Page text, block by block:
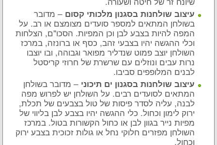
עיצוב שולחנות בסגנון מלכותי קסום – מדובר
בשולחן המתאים למספר סועדים מצומצם או רב. על
המפה להיות בצבע לבן וכן המפיות. הסכו"ם, הצלחות
וכלי ההגשה יהיו בצבעי זהב, כסף או ברונזה, במרכז
השולחן יוצב פמוט שנדליר מפואר וגבוהה, ובו יוצבו
נרות עבים ונוזלים עם שרשרת של חרוזי קריסטל
לבנים המלופפים סביבו.
עיצוב שולחנות בסגנון ים תיכוני – מדובר בשולחן
המתאים לסועדים רבים. על השולחן יש לפרוש מפה
לבנה, עליה לסדר פיסות של טול בצבעים של תכלת,
ירוק לימון וכחול. כלי ההגשה יהיו בצבע לבן בליווי של
מפיות נייר בגוון לבן או כחול הקשורות בטול. במרכז
השולחן מפזרים חלוקי נחל או גולות זכוכית בצבע ירוק
וכחול.